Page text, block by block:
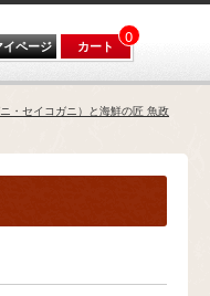
イページ カート 0
・セイコガニ）と海鮮の匠 魚政